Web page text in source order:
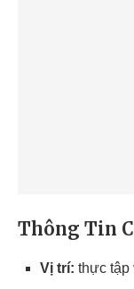
Thông Tin
Vị trí: thực tập